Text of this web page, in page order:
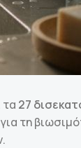
27
τη